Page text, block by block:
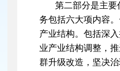
第二部分是主要
务包括六大项内容
产业结构。包括深
业产业结构调整，
群升级改造，坚决治